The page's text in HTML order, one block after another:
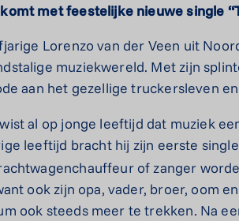
met feestelijke nieuwe single
Lorenzo van der Veen uit
muziekwereld. Met zijn
aan het gezellige truckersleven
al op jonge leeftijd dat muziek
leeftijd bracht hij zijn eerste single
of zanger
ook zijn opa, vader, broer, oom
ook steeds meer te trekken. Na